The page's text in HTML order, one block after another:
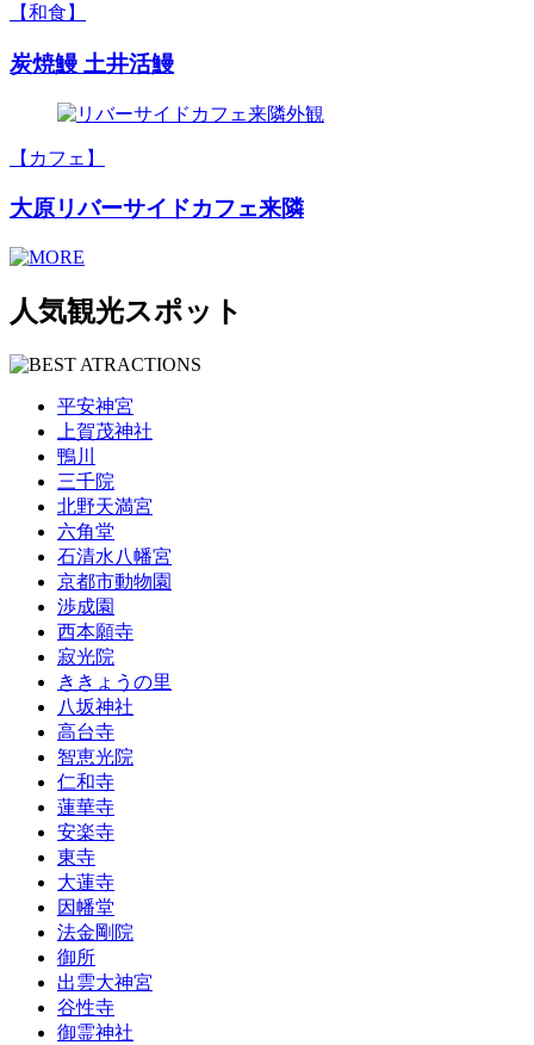
【和食】
炭焼鰻 土井活鰻
【カフェ】
大原リバーサイドカフェ来隣
人気観光スポット
平安神宮
上賀茂神社
鴨川
三千院
北野天満宮
六角堂
石清水八幡宮
京都市動物園
渉成園
西本願寺
寂光院
ききょうの里
八坂神社
高台寺
智恵光院
仁和寺
蓮華寺
安楽寺
東寺
大蓮寺
因幡堂
法金剛院
御所
出雲大神宮
谷性寺
御霊神社